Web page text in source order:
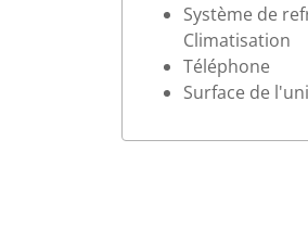
Système de
Climatisation
Téléphone
Surface de